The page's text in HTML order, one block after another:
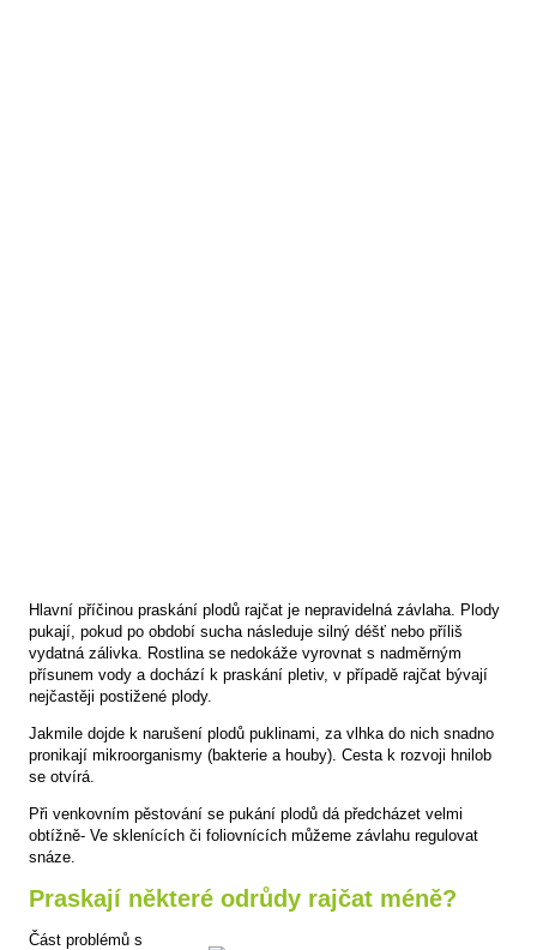
Hlavní příčinou praskání plodů rajčat je nepravidelná závlaha. Plody
pukají, pokud po období sucha následuje silný déšť nebo příliš
vydatná zálivka. Rostlina se nedokáže vyrovnat s nadměrným
přísunem vody a dochází k praskání pletiv, v případě rajčat bývají
nejčastěji postižené plody.
Jakmile dojde k narušení plodů puklinami, za vlhka do nich snadno
pronikají mikroorganismy (bakterie a houby). Cesta k rozvoji hnilob
se otvírá.
Při venkovním pěstování se pukání plodů dá předcházet velmi
obtížně- Ve sklenících či foliovnících můžeme závlahu regulovat
snáze.
Praskají některé odrůdy rajčat méně?
Část problémů s